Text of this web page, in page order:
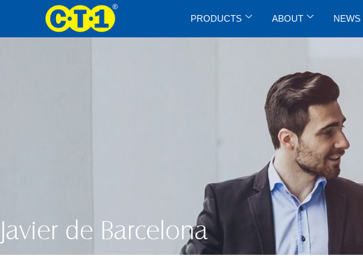
PRODUCTS ABOUT NEWS
Javier de Barcelona